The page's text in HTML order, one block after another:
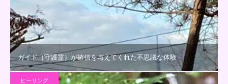
ガイド（守護霊）が確信を与えてくれた不思議な体験
ヒーリング